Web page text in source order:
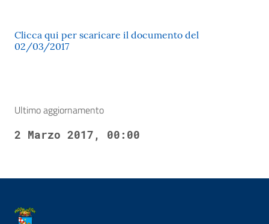
Clicca qui per scaricare il documento del
02/03/2017
Ultimo aggiornamento
2 Marzo 2017, 00:00